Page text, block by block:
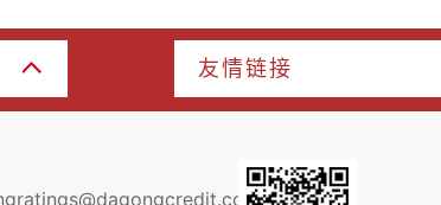
友情链接